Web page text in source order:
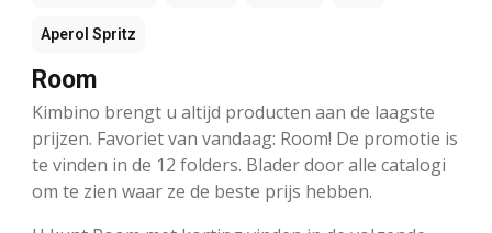
Aperol Spritz
Room
Kimbino brengt u altijd producten aan de laagste
prijzen. Favoriet van vandaag: Room! De promotie is
te vinden in de 12 folders. Blader door alle catalogi
om te zien waar ze de beste prijs hebben.